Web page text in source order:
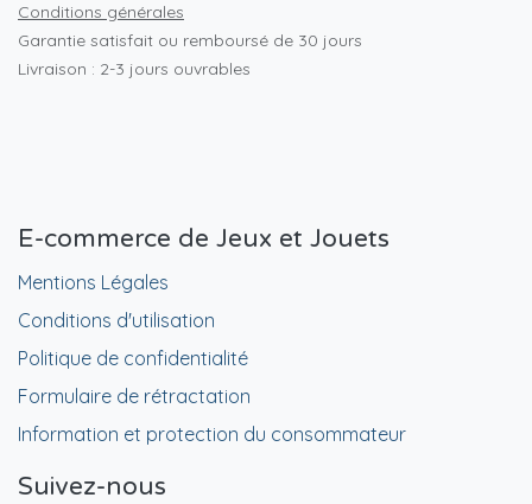
Conditions générales
Garantie satisfait ou remboursé de 30 jours
Livraison : 2-3 jours ouvrables
E-commerce de Jeux et Jouets
Mentions Légales
Conditions d'utilisation
Politique de confidentialité
Formulaire de rétractation
Information et protection du consommateur
Suivez-nous